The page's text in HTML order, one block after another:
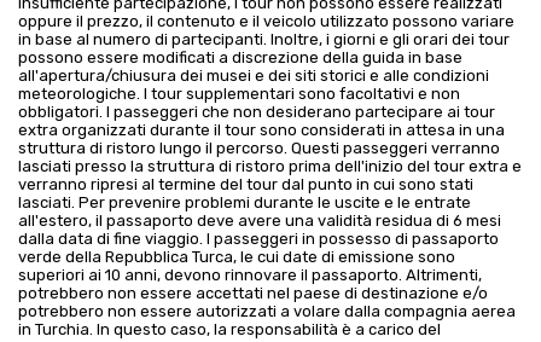
oppure il prezzo, il contenuto e il veicolo utilizzato possono variare
in base al numero di partecipanti. Inoltre, i giorni e gli orari dei tour
possono essere modificati a discrezione della guida in base
all'apertura/chiusura dei musei e dei siti storici e alle condizioni
meteorologiche. I tour supplementari sono facoltativi e non
obbligatori. I passeggeri che non desiderano partecipare ai tour
extra organizzati durante il tour sono considerati in attesa in una
struttura di ristoro lungo il percorso. Questi passeggeri verranno
lasciati presso la struttura di ristoro prima dell'inizio del tour extra e
verranno ripresi al termine del tour dal punto in cui sono stati
lasciati. Per prevenire problemi durante le uscite e le entrate
all'estero, il passaporto deve avere una validità residua di 6 mesi
dalla data di fine viaggio. I passeggeri in possesso di passaporto
verde della Repubblica Turca, le cui date di emissione sono
superiori ai 10 anni, devono rinnovare il passaporto. Altrimenti,
potrebbero non essere accettati nel paese di destinazione e/o
potrebbero non essere autorizzati a volare dalla compagnia aerea
in Turchia. In questo caso, la responsabilità è a carico del